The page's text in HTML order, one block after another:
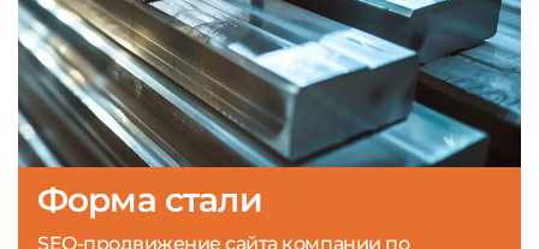
Форма стали
SEO-продвижение сайта компании по